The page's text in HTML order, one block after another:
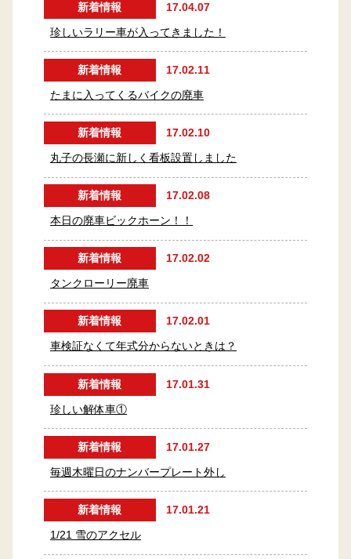
新着情報 17.04.07
珍しいラリー車が入ってきました！
新着情報 17.02.11
たまに入ってくるバイクの廃車
新着情報 17.02.10
丸子の長瀬に新しく看板設置しました
新着情報 17.02.08
本日の廃車ビックホーン！！
新着情報 17.02.02
タンクローリー廃車
新着情報 17.02.01
車検証なくて年式分からないときは？
新着情報 17.01.31
珍しい解体車①
新着情報 17.01.27
毎週木曜日のナンバープレート外し
新着情報 17.01.21
1/21 雪のアクセル